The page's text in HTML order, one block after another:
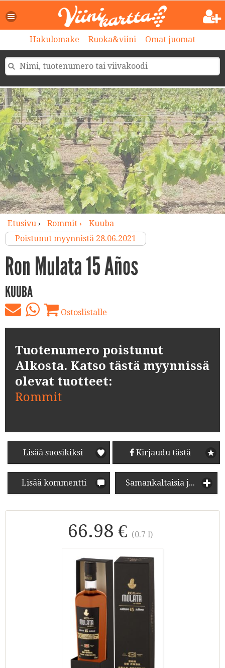
Hakulomake Ruoka&viini Omat juomat
Etusivu› Rommit ›
Kuuba
Poistunut myynnistä 28.06.2021
Ron Mulata 15 Años
KUUBA
Ostoslistalle
Tuotenumero poistunut
Alkosta. Katso tästä myynnissä
olevat tuotteet:
Rommit
Lisää suosikiksi Kirjaudu tästä
Lisää kommentti Samankaltaisia juomia
66.98 € (0.7 l)